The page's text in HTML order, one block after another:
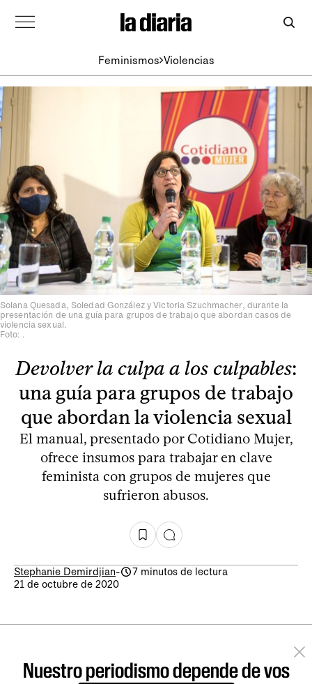
Feminismos Violencias
Solana Quesada, Soledad González y Victoria Szuchmacher, durante la
presentación de una guía para grupos de trabajo que abordan casos de
violencia sexual.
Foto: .
Devolver la culpa a los culpables:
una guía para grupos de trabajo
que abordan la violencia sexual
El manual, presentado por Cotidiano Mujer,
ofrece insumos para trabajar en clave
feminista con grupos de mujeres que
sufrieron abusos.
Stephanie Demirdjian-
7 minutos de lectura
21 de octubre de 2020
Nuestro periodismo depende de vos